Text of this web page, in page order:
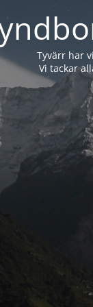
Tyvärr har
Vi tackar